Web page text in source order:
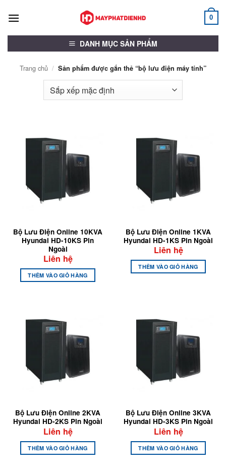
qua
0
DANH MỤC SẢN PHẨM
Trang chủ / Sản phẩm được gắn thẻ “bộ lưu điện máy tính”
Bộ Lưu Điện Online 10KVA
Hyundai HD-10KS Pin
Ngoài
Liên hệ
THÊM VÀO GIỎ HÀNG
Bộ Lưu Điện Online 1KVA
Hyundai HD-1KS Pin Ngoài
Liên hệ
THÊM VÀO GIỎ HÀNG
Bộ Lưu Điện Online 2KVA
Hyundai HD-2KS Pin Ngoài
Liên hệ
THÊM VÀO GIỎ HÀNG
Bộ Lưu Điện Online 3KVA
Hyundai HD-3KS Pin Ngoài
Liên hệ
THÊM VÀO GIỎ HÀNG